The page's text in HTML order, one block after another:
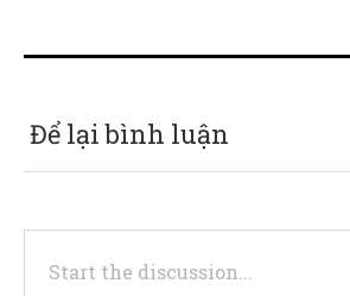
Để lại bình luận